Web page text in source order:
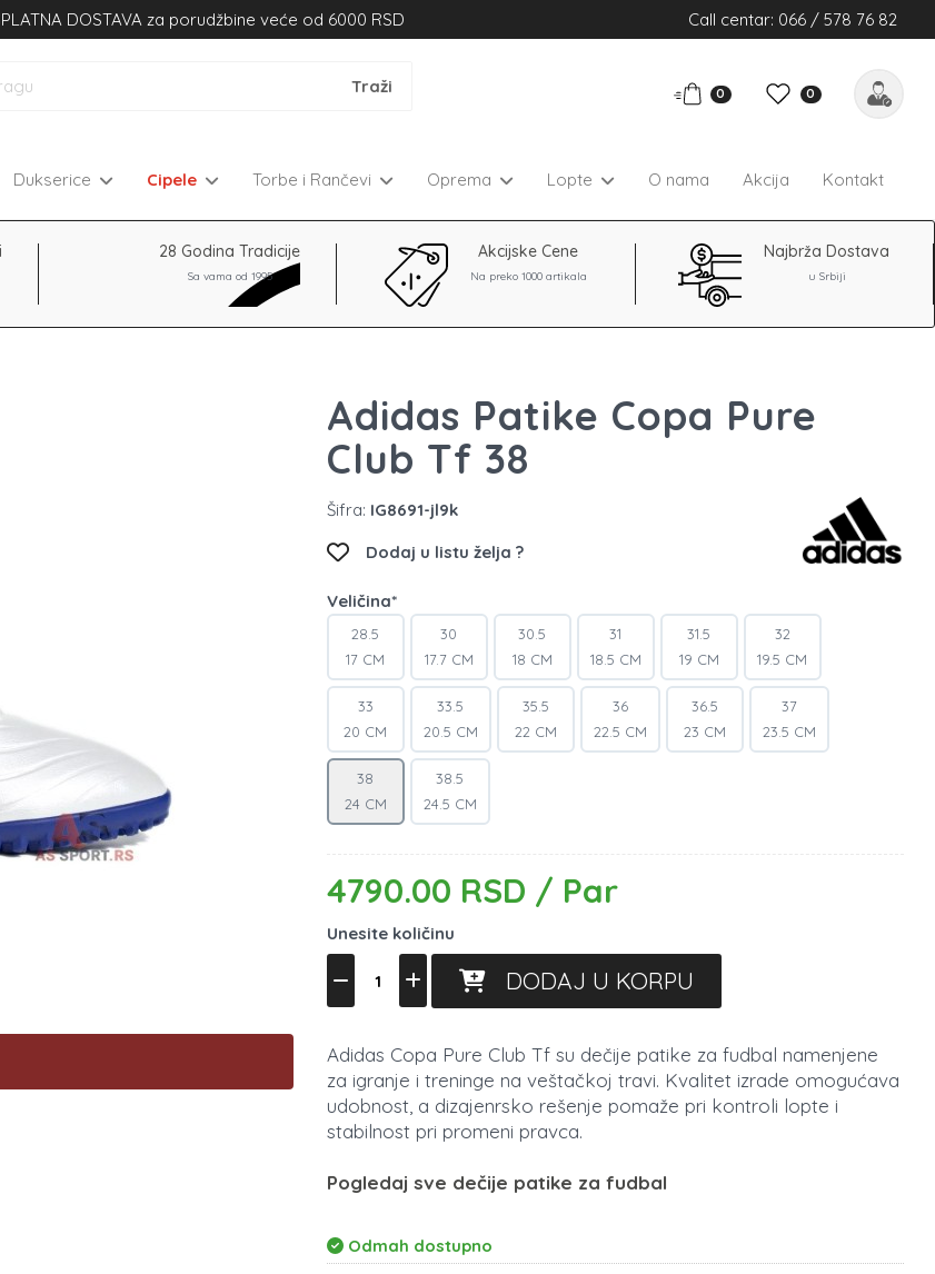
DOSTAVA za porudžbine veće od 6000 RSD Call centar: 066 / 578 76 82
0 0
Dukserice Cipele Torbe i Rančevi Oprema Lopte O nama Akcija Kontakt
28 Godina Tradicije
Sa vama od 1995
Akcijske Cene
Na preko 1000 artikala
Najbrža Dostava
u Srbiji
Adidas Patike Copa Pure
Club Tf 38
Šifra: IG8691-jl9k
Dodaj u listu želja ?
Veličina*
28.5
17 CM
30
17.7 CM
30.5
18 CM
31
18.5 CM
31.5
19 CM
32
19.5 CM
33
20 CM
33.5
20.5 CM
35.5
22 CM
36
22.5 CM
36.5
23 CM
37
23.5 CM
38
24 CM
38.5
24.5 CM
4790.00 RSD / Par
Unesite količinu
DODAJ U KORPU
Adidas Copa Pure Club Tf su dečije patike za fudbal namenjene
za igranje i treninge na veštačkoj travi. Kvalitet izrade omogućava
udobnost, a dizajenrsko rešenje pomaže pri kontroli lopte i
stabilnost pri promeni pravca.
Pogledaj sve dečije patike za fudbal
Odmah dostupno